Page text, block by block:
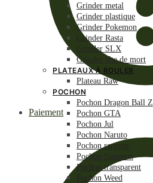
Paiement
Grinder metal
Grinder plastique
Grinder Pokemon
Grinder Rasta
Grinder SLX
Grinder tête de mort
PLATEAUX À ROULER
Plateau Raw
POCHON
Pochon Dragon Ball Z
Pochon GTA
Pochon Jul
Pochon Naruto
Pochon rappeur
Pochon Simpson
Pochon transparent
Pochon Weed